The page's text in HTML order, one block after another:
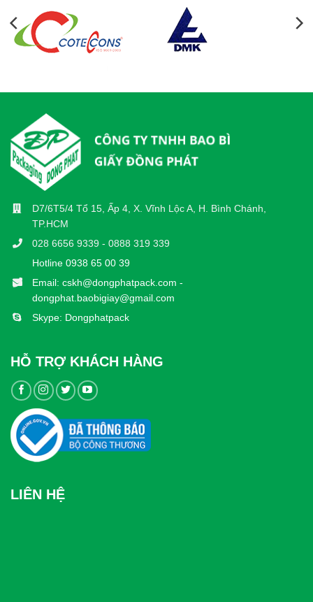
D7/6T5/4 Tổ 15, Ấp 4, X. Vĩnh Lộc A, H. Bình Chánh,
TP.HCM
028 6656 9339 - 0888 319 339
Hotline 0938 65 00 39
Email: cskh@dongphatpack.com -
dongphat.baobigiay@gmail.com
Skype: Dongphatpack
HỖ TRỢ KHÁCH HÀNG
LIÊN HỆ